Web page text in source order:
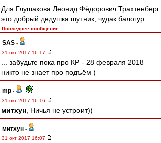
Для Глушакова Леонид Фёдорович Трахтенберг
это добрый дедушка шутник, чудак балогур.
Последнее сообщение
SAS -
31 окт 2017 16:17
... забудьте пока про КР - 28 февраля 2018
никто не знает про подъём )
mp -
31 окт 2017 16:16
митхун , Ничья не устроит))
митхун -
31 окт 2017 16:07